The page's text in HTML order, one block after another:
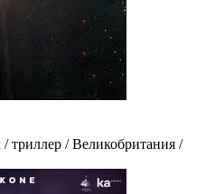
триллер / Великобритания /